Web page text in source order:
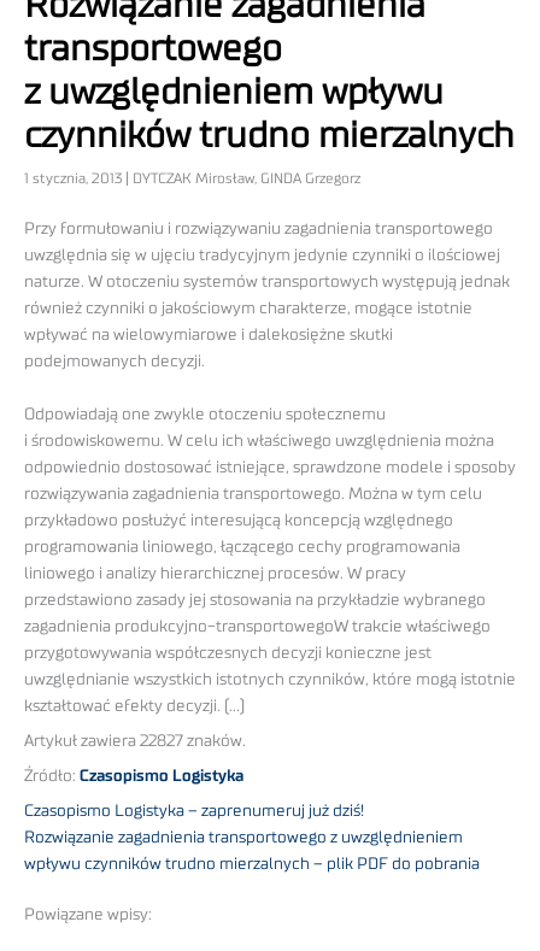
transportowego
z uwzględnieniem wpływu
czynników trudno mierzalnych
1 stycznia, 2013 | DYTCZAK Mirosław, GINDA Grzegorz
Przy formułowaniu i rozwiązywaniu zagadnienia transportowego
uwzględnia się w ujęciu tradycyjnym jedynie czynniki o ilościowej
naturze. W otoczeniu systemów transportowych występują jednak
również czynniki o jakościowym charakterze, mogące istotnie
wpływać na wielowymiarowe i dalekosiężne skutki
podejmowanych decyzji.
Odpowiadają one zwykle otoczeniu społecznemu
i środowiskowemu. W celu ich właściwego uwzględnienia można
odpowiednio dostosować istniejące, sprawdzone modele i sposoby
rozwiązywania zagadnienia transportowego. Można w tym celu
przykładowo posłużyć interesującą koncepcją względnego
programowania liniowego, łączącego cechy programowania
liniowego i analizy hierarchicznej procesów. W pracy
przedstawiono zasady jej stosowania na przykładzie wybranego
zagadnienia produkcyjno-transportowegoW trakcie właściwego
przygotowywania współczesnych decyzji konieczne jest
uwzględnianie wszystkich istotnych czynników, które mogą istotnie
kształtować efekty decyzji. (…)
Artykuł zawiera 22827 znaków.
Źródło: Czasopismo Logistyka
Czasopismo Logistyka – zaprenumeruj już dziś!
Rozwiązanie zagadnienia transportowego z uwzględnieniem
wpływu czynników trudno mierzalnych – plik PDF do pobrania
Powiązane wpisy: